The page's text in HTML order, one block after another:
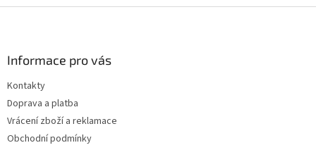
Informace pro vás
Kontakty
Doprava a platba
Vrácení zboží a reklamace
Obchodní podmínky